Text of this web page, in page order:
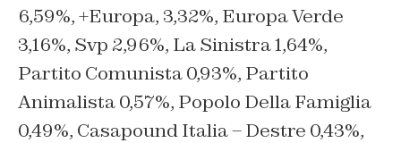
6,59%, +Europa, 3,32%, Europa Verde
3,16%, Svp 2,96%, La Sinistra 1,64%,
Partito Comunista 0,93%, Partito
Animalista 0,57%, Popolo Della Famiglia
0,49%, Casapound Italia – Destre 0,43%,